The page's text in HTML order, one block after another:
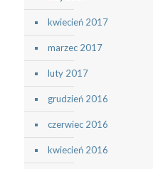
kwiecień 2017
marzec 2017
luty 2017
grudzień 2016
czerwiec 2016
kwiecień 2016